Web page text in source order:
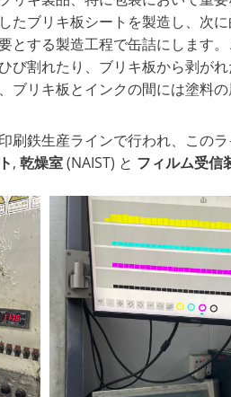
たブリキ板シートを製造し、次
とする製造工程で缶詰にします
び割れたり、ブリキ板から剥が
ブリキ板とインクの間には塗料の
刷鉄生産ラインで行われ、この
,乾燥室(NAIST) と フィルム受信